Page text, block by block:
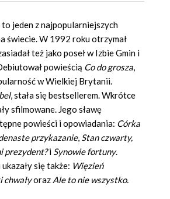
to jeden z najpopularniejszych
świecie. W 1992 roku otrzymał
też jako poseł w Izbie Gmin i
powieścią Co do grosza,
w Wielkiej Brytanii.
, stała się bestsellerem. Wkrótce
sfilmowane. Jego sławę
powieści i opowiadania: Córka
przykazanie, Stan czwarty,
prezydent?i Synowie fortuny.
się także: Więzień
chwałyoraz Ale to nie wszystko.